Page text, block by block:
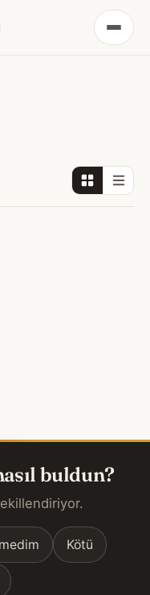
Menü
buldun?
Kötü